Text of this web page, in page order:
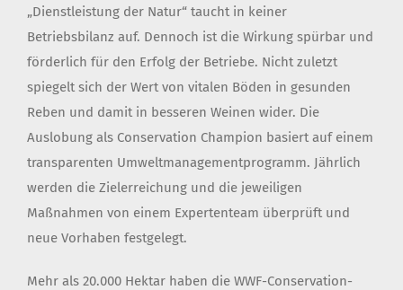
„Dienstleistung der Natur“ taucht in keiner
Betriebsbilanz auf. Dennoch ist die Wirkung spürbar und
förderlich für den Erfolg der Betriebe. Nicht zuletzt
spiegelt sich der Wert von vitalen Böden in gesunden
Reben und damit in besseren Weinen wider. Die
Auslobung als Conservation Champion basiert auf einem
transparenten Umweltmanagementprogramm. Jährlich
werden die Zielerreichung und die jeweiligen
Maßnahmen von einem Expertenteam überprüft und
neue Vorhaben festgelegt.
Mehr als 20.000 Hektar haben die WWF-Conservation-